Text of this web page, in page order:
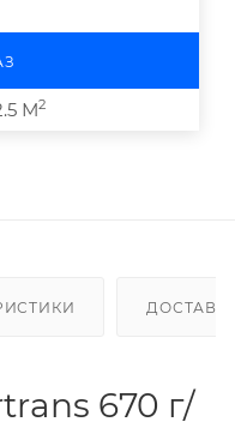
М2
670 г/